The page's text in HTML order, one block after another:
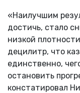
«Наилучшим
достичь, стало
низкой
децилитр, что
единственно,
остановить
констатировал